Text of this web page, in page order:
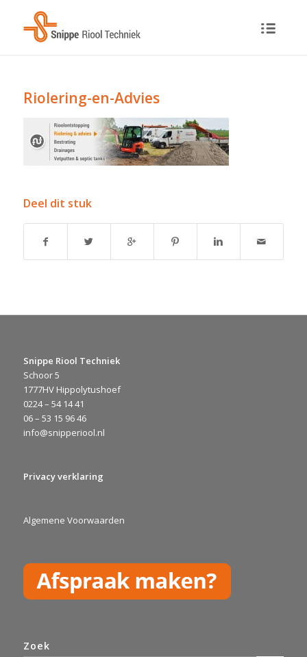
Riolering-en-Advies
Deel dit stuk
Snippe Riool Techniek
Schoor 5
1777HV Hippolytushoef
0224 – 54 14 41
06 – 53 15 96 46
info@snipperiool.nl
Privacy verklaring
Algemene Voorwaarden
Zoek